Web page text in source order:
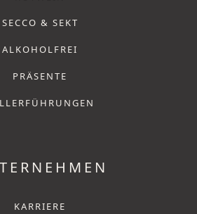
SECCO & SEKT
ALKOHOLFREI
PRÄSENTE
KARRIERE